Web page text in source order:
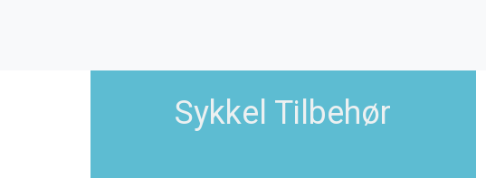
Sykkel Tilbehør